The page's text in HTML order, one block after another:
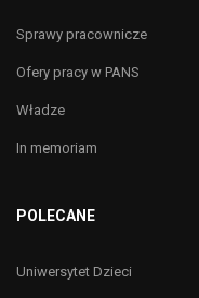
Sprawy pracownicze
Ofery pracy w PANS
Władze
In memoriam
POLECANE
Uniwersytet Dzieci